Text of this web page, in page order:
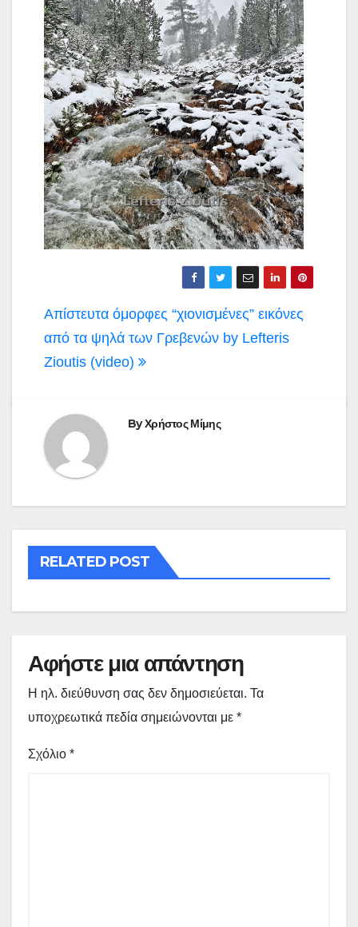
Πλοήγηση
άρθρων
Απίστευτα όμορφες “χιονισμένες” εικόνες
από τα ψηλά των Γρεβενών by Lefteris
Zioutis (video)
ByΧρήστος Μίμης
RELATED POST
Αφήστε μια απάντηση
Η ηλ. διεύθυνση σας δεν δημοσιεύεται. Τα
υποχρεωτικά πεδία σημειώνονται με *
Σχόλιο *